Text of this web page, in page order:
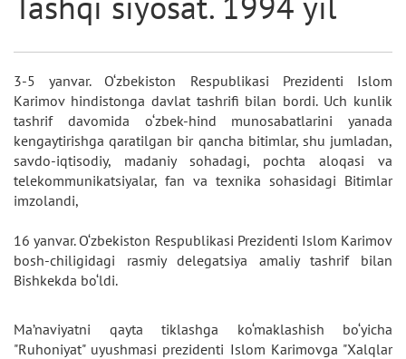
3-5 yanvar. O‘zbekiston Respublikasi Prezidenti Islom
Karimov hindistonga davlat tashrifi bilan bordi. Uch kunlik
tashrif davomida o‘zbek-hind munosabatlarini yanada
kengaytirishga qaratilgan bir qancha bitimlar, shu jumladan,
savdo-iqtisodiy, madaniy sohadagi, pochta aloqasi va
telekommunikatsiyalar, fan va texnika sohasidagi Bitimlar
imzolandi,
16 yanvar. O‘zbekiston Respublikasi Prezidenti Islom Karimov
bosh-chiligidagi rasmiy delegatsiya amaliy tashrif bilan
Bishkekda bo‘ldi.
Ma’naviyatni qayta tiklashga ko‘maklashish bo‘yicha
"Ruhoniyat" uyushmasi prezidenti Islom Karimovga "Xalqlar